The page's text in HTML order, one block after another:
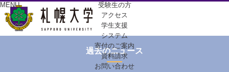
MENU
受験生の方
アクセス
学生支援
システム
寄付のご案内
資料請求
お問い合わせ
過去のニュース